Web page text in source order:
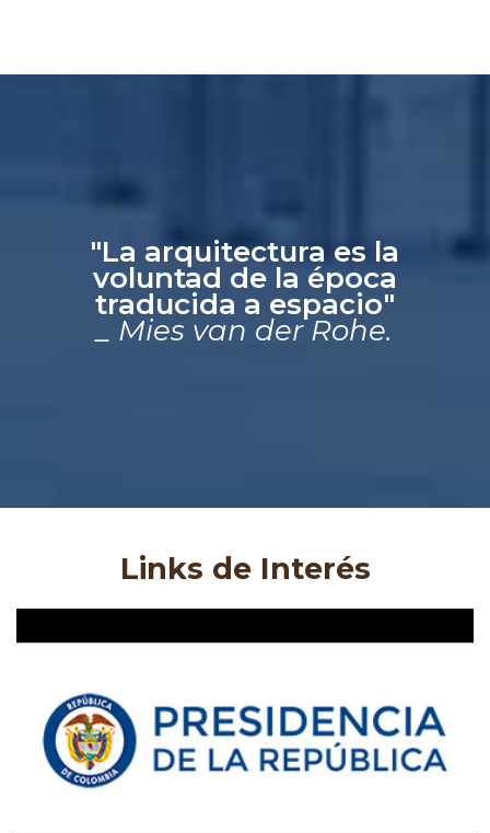
"La arquitectura es la
voluntad de la época
traducida a espacio"
_ Mies van der Rohe.
Links de Interés